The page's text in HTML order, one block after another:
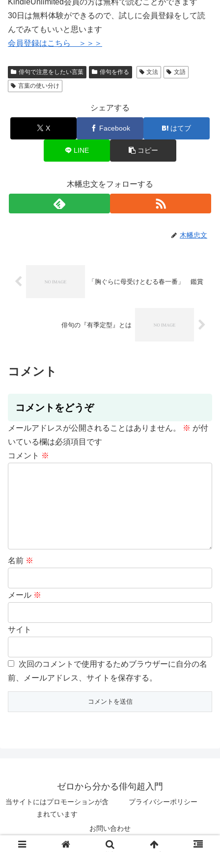
KindleUnlimited会員の方は無料で読むことができます
30日は無料体験ができるので、試しに会員登録をして読
んでみてもいいと思います
会員登録はこちら ＞＞＞
俳句で注意をしたい言葉 俳句を作る 文法
文語
言葉の使い分け
シェアする
X Facebook はてブ
LINE コピー
木幡忠文をフォローする
木幡忠文
「胸ぐらに母受けとむる春一番」 鑑賞
俳句の『有季定型』とは
コメント
コメントをどうぞ
メールアドレスが公開されることはありません。 ※ が付
いている欄は必須項目です
コメント ※
名前 ※
メール ※
サイト
次回のコメントで使用するためブラウザーに自分の名
前、メールアドレス、サイトを保存する。
ゼロから分かる俳句超入門
当サイトにはプロモーションが含
まれています
プライバシーポリシー
お問い合わせ
© 2019 ゼロから分かる俳句超入門.